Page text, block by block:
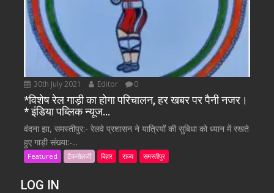
30th July 2021 Editor 0
*विशेष रेल गाड़ी का होगा परिचालन, हर खबर पर पैनी नजर।
* इंडिया पब्लिक न्यूज…
वंदना झा, समस्तीपुर:- रेलवे प्रशासन ने यात्रियों की सुबिधा को ध्यान में रखते
हुए गाड़ी संख्या:-...
Featured टैकनोलजी बिहार राज्य समस्तीपुर
LOG IN